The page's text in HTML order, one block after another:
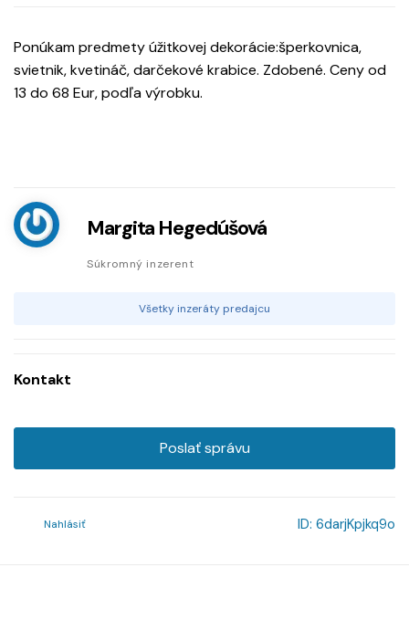
Ponúkam predmety úžitkovej dekorácie:šperkovnica,
svietnik, kvetináč, darčekové krabice. Zdobené. Ceny od
13 do 68 Eur, podľa výrobku.
Margita Hegedúšová
Súkromný inzerent
Všetky inzeráty predajcu
Kontakt
Poslať správu
Nahlásiť ID: 6darjKpjkq9o